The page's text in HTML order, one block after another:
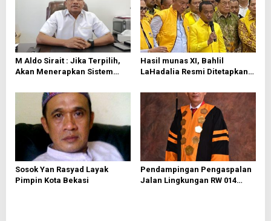
p
o
s
M Aldo Sirait : Jika Terpilih,
Akan Menerapkan Sistem
Patriot Bekasi
Hasil munas XI, Bahlil
LaHadalia Resmi Ditetapkan
Sosok Yan Rasyad Layak
Pimpin Kota Bekasi
Pendampingan Pengaspalan
Jalan Lingkungan RW 014